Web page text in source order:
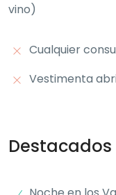
vino)
Cualquier
Vestimenta
Destacados